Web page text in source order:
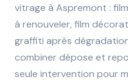
vitrage à Aspremont :
à renouveler, film
graffiti après
combiner dépose et
seule intervention pour